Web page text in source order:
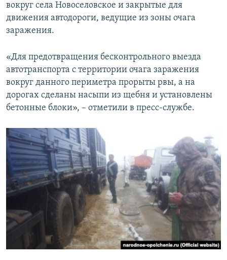
вокруг села Новоселовское и закрытые для
движения автодороги, ведущие из зоны очага
заражения.
«Для предотвращения бесконтрольного выезда
автотранспорта с территории очага заражения
вокруг данного периметра прорыты рвы, а на
дорогах сделаны насыпи из щебня и установлены
бетонные блоки», – отметили в пресс-службе.